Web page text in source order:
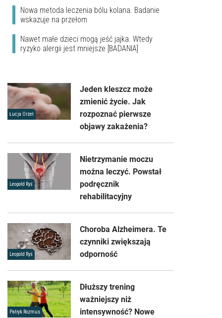
Nowa metoda leczenia bólu kolana. Badanie
wskazuje na przełom
Nawet małe dzieci mogą jeść jajka. Wtedy
ryzyko alergii jest mniejsze [BADANIA]
Łucja Orzeł
Jeden kleszcz może
zmienić życie. Jak
rozpoznać pierwsze
objawy zakażenia?
Leopold Ryś
Nietrzymanie moczu
można leczyć. Powstał
podręcznik
rehabilitacyjny
Leopold Ryś
Choroba Alzheimera. Te
czynniki zwiększają
odporność
Patryk Rozmus
Dłuższy trening
ważniejszy niż
intensywność? Nowe